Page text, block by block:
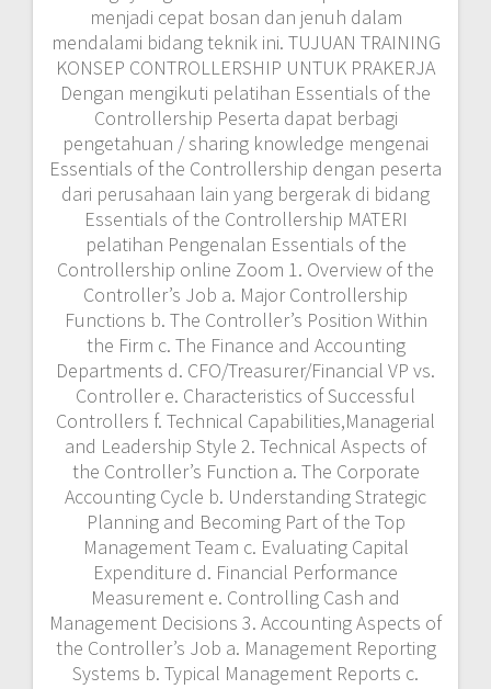
Controller’s Job a. Major Controllership
Functions b. The Controller’s Position Within
the Firm c. The Finance and Accounting
Departments d. CFO/Treasurer/Financial VP vs.
Controller e. Characteristics of Successful
Controllers f. Technical Capabilities,Managerial
and Leadership Style 2. Technical Aspects of
the Controller’s Function a. The Corporate
Accounting Cycle b. Understanding Strategic
Planning and Becoming Part of the Top
Management Team c. Evaluating Capital
Expenditure d. Financial Performance
Measurement e. Controlling Cash and
Management Decisions 3. Accounting Aspects of
the Controller’s Job a. Management Reporting
Systems b. Typical Management Reports c.
Preparing the Annual Report (Public or Private
Firm) d. Internal Control e. Basic System
Control Objectives f. Internal Auditing: Financial
and Operational g. Controller’s Role in a Fraud
Audit 4. Automating for Increased Productivity a.
Types of Management Information
Systems(MIS) b. Traditional: Accounting,
Operations and Mgt. c. Office and Accounting
Support Systems d. Accounting System
Development Strategy 5. Leadership and the
Controller’s Path to Top Management a. Leader